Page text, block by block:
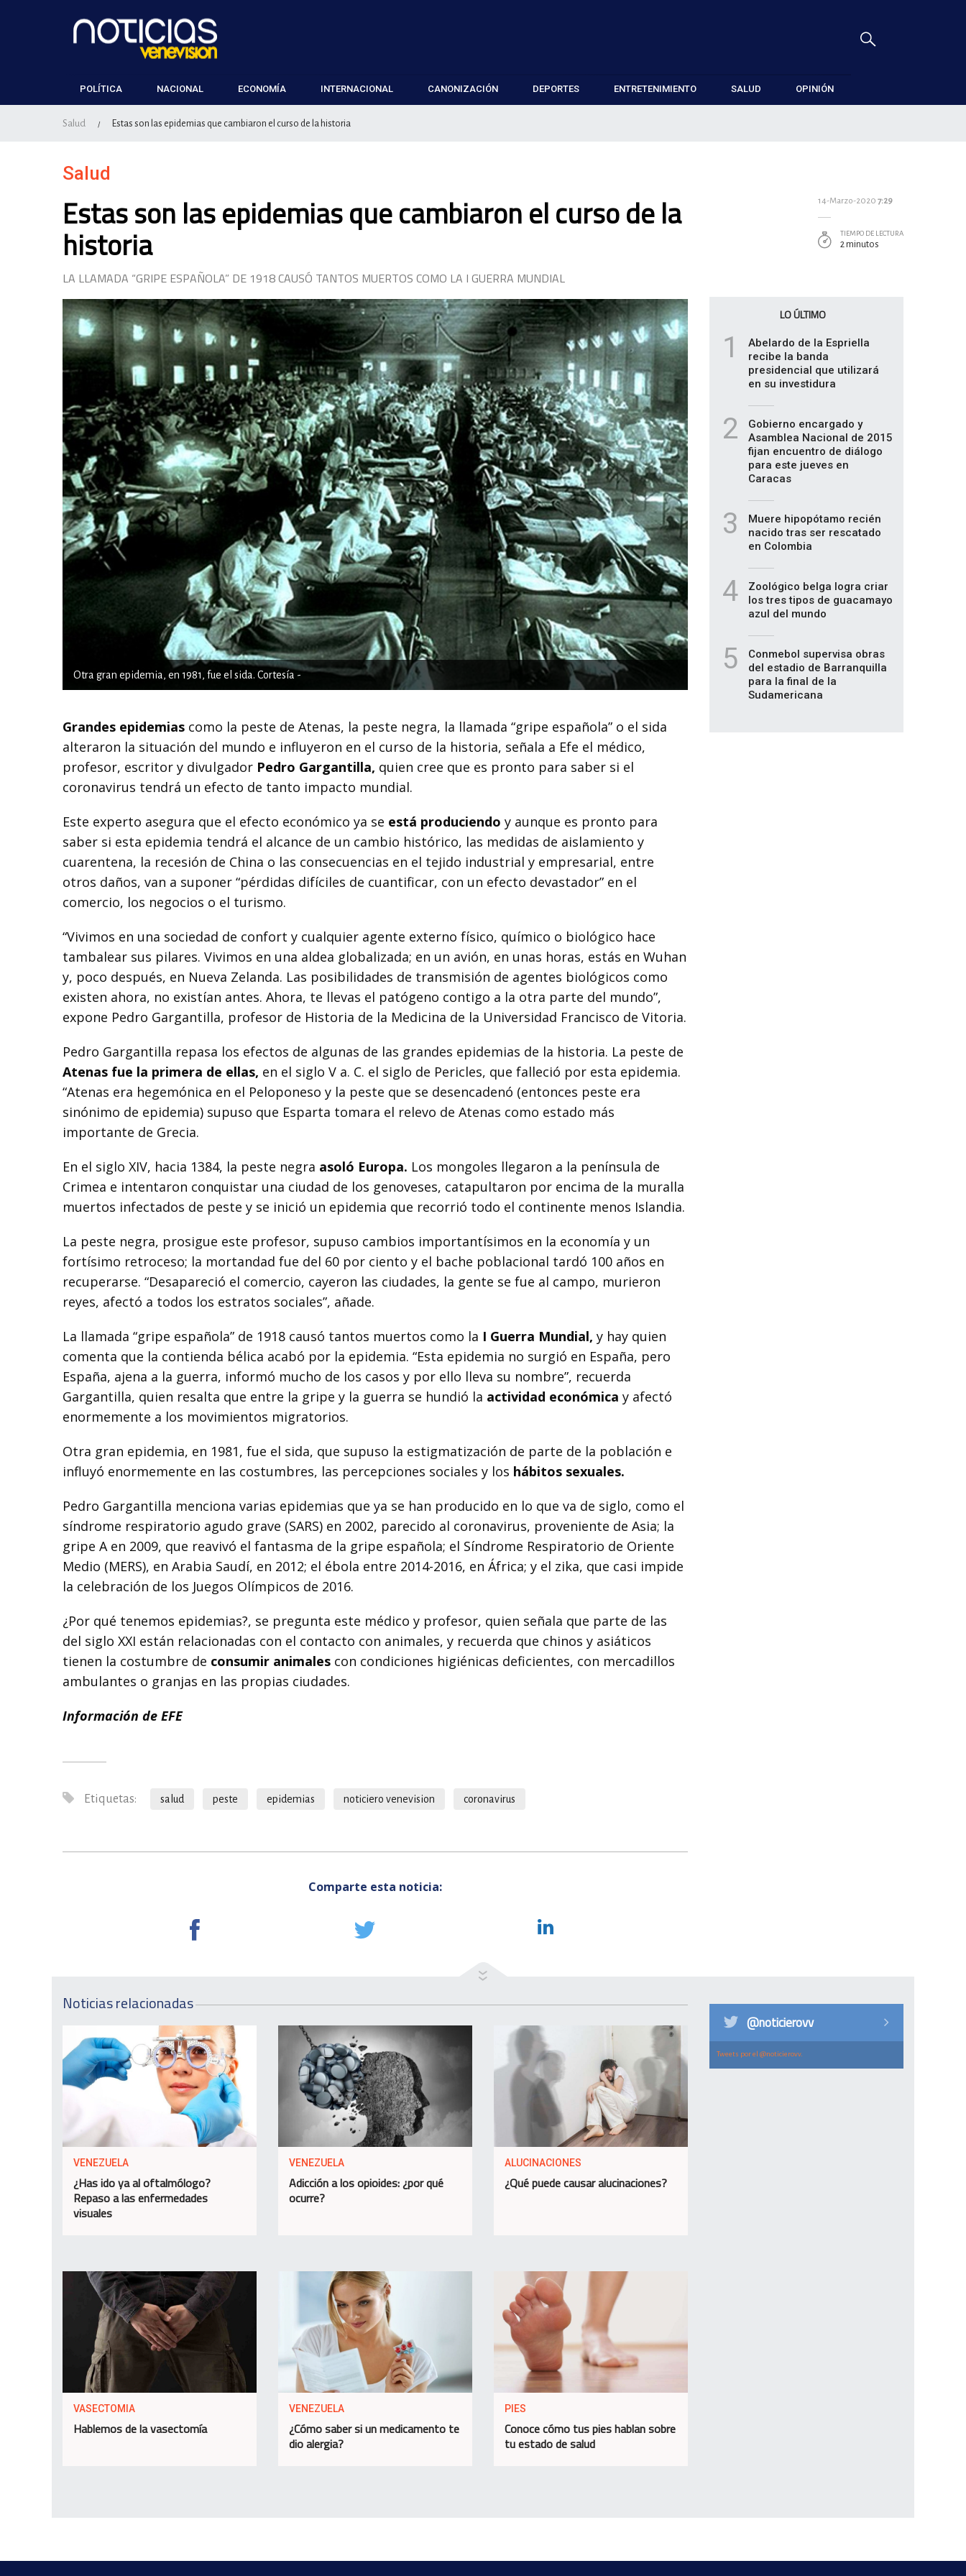
POLÍTICA NACIONAL ECONOMÍA INTERNACIONAL CANONIZACIÓN DEPORTES ENTRETENIMIENTO SALUD OPINIÓN
Salud / Estas son las epidemias que cambiaron el curso de la historia
Salud
Estas son las epidemias que cambiaron el curso de la
historia
LA LLAMADA “GRIPE ESPAÑOLA” DE 1918 CAUSÓ TANTOS MUERTOS COMO LA I GUERRA MUNDIAL
Otra gran epidemia, en 1981, fue el sida. Cortesía -
Grandes epidemias como la peste de Atenas, la peste negra, la llamada “gripe española” o el sida
alteraron la situación del mundo e influyeron en el curso de la historia, señala a Efe el médico,
profesor, escritor y divulgador Pedro Gargantilla, quien cree que es pronto para saber si el
coronavirus tendrá un efecto de tanto impacto mundial.
Este experto asegura que el efecto económico ya se está produciendo y aunque es pronto para
saber si esta epidemia tendrá el alcance de un cambio histórico, las medidas de aislamiento y
cuarentena, la recesión de China o las consecuencias en el tejido industrial y empresarial, entre
otros daños, van a suponer “pérdidas difíciles de cuantificar, con un efecto devastador” en el
comercio, los negocios o el turismo.
“Vivimos en una sociedad de confort y cualquier agente externo físico, químico o biológico hace
tambalear sus pilares. Vivimos en una aldea globalizada; en un avión, en unas horas, estás en Wuhan
y, poco después, en Nueva Zelanda. Las posibilidades de transmisión de agentes biológicos como
existen ahora, no existían antes. Ahora, te llevas el patógeno contigo a la otra parte del mundo”,
expone Pedro Gargantilla, profesor de Historia de la Medicina de la Universidad Francisco de Vitoria.
Pedro Gargantilla repasa los efectos de algunas de las grandes epidemias de la historia. La peste de
Atenas fue la primera de ellas, en el siglo V a. C. el siglo de Pericles, que falleció por esta epidemia.
“Atenas era hegemónica en el Peloponeso y la peste que se desencadenó (entonces peste era
sinónimo de epidemia) supuso que Esparta tomara el relevo de Atenas como estado más
importante de Grecia.
En el siglo XIV, hacia 1384, la peste negra asoló Europa. Los mongoles llegaron a la península de
Crimea e intentaron conquistar una ciudad de los genoveses, catapultaron por encima de la muralla
muertos infectados de peste y se inició un epidemia que recorrió todo el continente menos Islandia.
La peste negra, prosigue este profesor, supuso cambios importantísimos en la economía y un
fortísimo retroceso; la mortandad fue del 60 por ciento y el bache poblacional tardó 100 años en
recuperarse. “Desapareció el comercio, cayeron las ciudades, la gente se fue al campo, murieron
reyes, afectó a todos los estratos sociales”, añade.
La llamada “gripe española” de 1918 causó tantos muertos como la I Guerra Mundial, y hay quien
comenta que la contienda bélica acabó por la epidemia. “Esta epidemia no surgió en España, pero
España, ajena a la guerra, informó mucho de los casos y por ello lleva su nombre”, recuerda
Gargantilla, quien resalta que entre la gripe y la guerra se hundió la actividad económica y afectó
enormemente a los movimientos migratorios.
Otra gran epidemia, en 1981, fue el sida, que supuso la estigmatización de parte de la población e
influyó enormemente en las costumbres, las percepciones sociales y los hábitos sexuales.
Pedro Gargantilla menciona varias epidemias que ya se han producido en lo que va de siglo, como el
síndrome respiratorio agudo grave (SARS) en 2002, parecido al coronavirus, proveniente de Asia; la
gripe A en 2009, que reavivó el fantasma de la gripe española; el Síndrome Respiratorio de Oriente
Medio (MERS), en Arabia Saudí, en 2012; el ébola entre 2014-2016, en África; y el zika, que casi impide
la celebración de los Juegos Olímpicos de 2016.
¿Por qué tenemos epidemias?, se pregunta este médico y profesor, quien señala que parte de las
del siglo XXI están relacionadas con el contacto con animales, y recuerda que chinos y asiáticos
tienen la costumbre de consumir animales con condiciones higiénicas deficientes, con mercadillos
ambulantes o granjas en las propias ciudades.
Información de EFE
Etiquetas: salud peste epidemias noticiero venevision coronavirus
Comparte esta noticia:
14-Marzo-2020 7:29
TIEMPO DE LECTURA
2 minutos
LO ÚLTIMO
1
Abelardo de la Espriella
recibe la banda
presidencial que utilizará
en su investidura
2
Gobierno encargado y
Asamblea Nacional de 2015
fijan encuentro de diálogo
para este jueves en
Caracas
3
Muere hipopótamo recién
nacido tras ser rescatado
en Colombia
4
Zoológico belga logra criar
los tres tipos de guacamayo
azul del mundo
5
Conmebol supervisa obras
del estadio de Barranquilla
para la final de la
Sudamericana
Noticias relacionadas
VENEZUELA
¿Has ido ya al oftalmólogo?
Repaso a las enfermedades
visuales
VENEZUELA
Adicción a los opioides: ¿por qué
ocurre?
ALUCINACIONES
¿Qué puede causar alucinaciones?
VASECTOMIA
Hablemos de la vasectomía
VENEZUELA
¿Cómo saber si un medicamento te
dio alergia?
PIES
Conoce cómo tus pies hablan sobre
tu estado de salud
@noticierovv
Tweets por el @noticierovv.